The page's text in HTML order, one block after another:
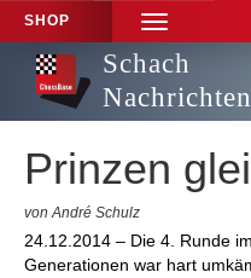
SHOP
TOGGLE
NAVIGATION
Schach
Nachrichten
Prinzen
von André Schulz
24.12.2014 – Die 4. Runde
Generationen war hart